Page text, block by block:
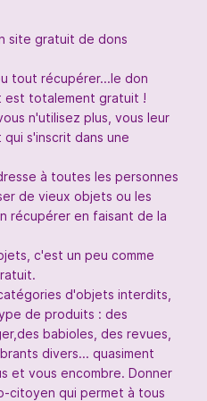
site gratuit de dons
tout récupérer...le don
totalement gratuit !
n'utilisez plus, vous leur
s'inscrit dans une
à toutes les personnes
de vieux objets ou les
récupérer en faisant de la
c'est un peu comme
d'objets interdits,
de produits : des
babioles, des revues,
divers... quasiment
et vous encombre. Donner
citoyen qui permet à tous